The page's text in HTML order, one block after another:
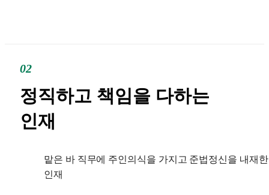
02
정직하고 책임을 다하는
인재
맡은 바 직무에 주인의식을 가지고 준법정신을 내재한
인재